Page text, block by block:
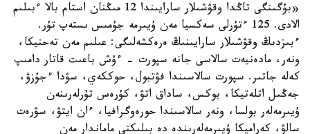
«بۇگىنگى تاڭدا وقۋشىلار سارايىندا 12 مىڭنان استام بالا ءبىلىم
الادى. 125 ءتۇرلى سەكسيا مەن ۇيىرمە جۇمىس ىستەپ تۇر.
ءبىزدىڭ وقۋشىلار سارايىنىڭ ەرەكشەلىگى: عىلىم مەن تەحنيكا،
ونەر، مادەنيەت سالاسى جانە سپورت - ءۇش باعىت قاتار دامىپ
كەلە جاتىر. سپورت سالاسىندا فۋتبول، حوككەي، سۋدا ءجۇزۋ،
جەڭىل اتلەتيكا، بوكس، ساداق اتۋ، كۇرەس تۇرلەرىنەن
ۇيىرمەلەر بولسا، ونەر سالاسىندا حورەوگرافيا، ءان ايتۋ، سۋرەت
سالۋ، كەراميكا ۇيىرمەلەرىندە دە بىلىكتى ماماندار مەن